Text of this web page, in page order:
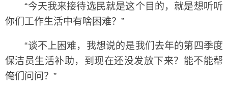
“今天我来接待选民就是这个目的，就是想听听
你们工作生活中有啥困难？”
“谈不上困难，我想说的是我们去年的第四季度
保洁员生活补助，到现在还没发放下来？能不能帮
俺们问问？”